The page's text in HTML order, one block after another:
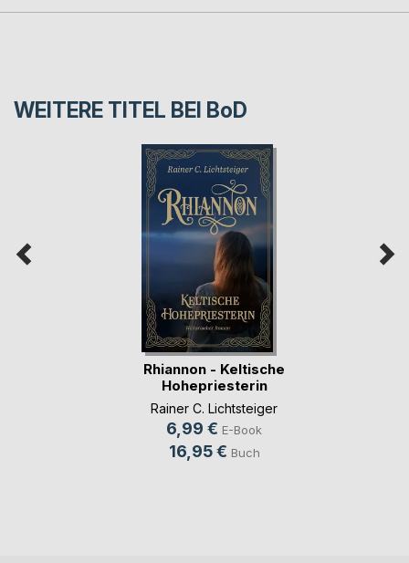
WEITERE TITEL BEI BoD
Rhiannon - Keltische
Hohepriesterin
Rainer C. Lichtsteiger
6,99 € E-Book
16,95 € Buch